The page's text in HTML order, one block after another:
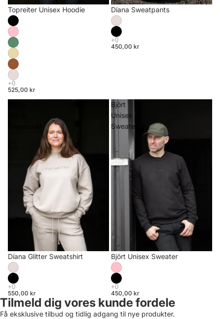
Topreiter Unisex Hoodie
525,00 kr
Díana Sweatpants
450,00 kr
Díana Glitter Sweatshirt
550,00 kr
Björt
Unisex
Sweater
Björt Unisex Sweater
450,00 kr
Tilmeld dig vores kunde fordele
Få eksklusive tilbud og tidlig adgang til nye produkter.